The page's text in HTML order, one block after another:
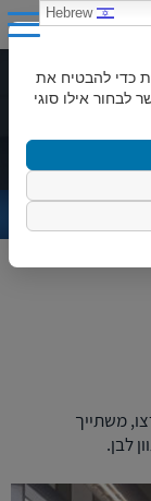
משתייך
לבן.
כדי להבטיח את
אילו סוגי
Hebrew